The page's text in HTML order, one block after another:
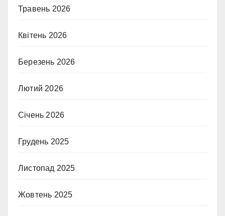
Травень 2026
Квітень 2026
Березень 2026
Лютий 2026
Січень 2026
Грудень 2025
Листопад 2025
Жовтень 2025